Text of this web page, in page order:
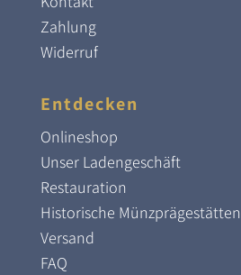
Zahlung
Widerruf
Entdecken
Onlineshop
Unser Ladengeschäft
Restauration
Historische Münzprägestätten
Versand
FAQ